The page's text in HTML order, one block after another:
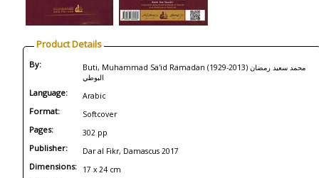
Product Details
By:
Buti, Muhammad Sa'id Ramadan (1929-2013) محمد سعيد رمضان
البوطي
Language: Arabic
Format: Softcover
Pages: 302 pp
Publisher: Dar al Fikr, Damascus 2017
Dimensions: 17 x 24 cm